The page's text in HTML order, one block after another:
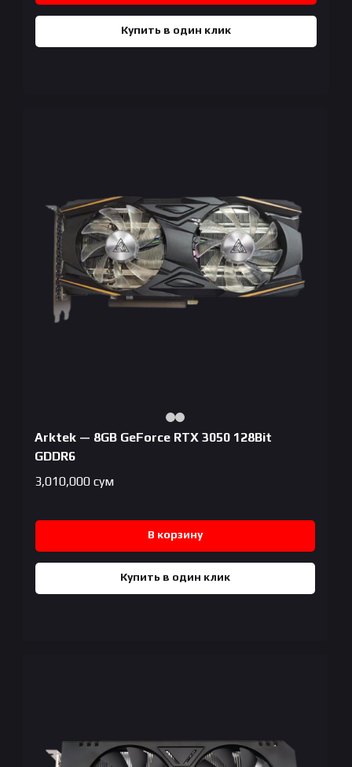
Купить в один клик
Arktek — 8GB GeForce RTX 3050 128Bit
GDDR6
3,010,000 сум
В корзину
Купить в один клик